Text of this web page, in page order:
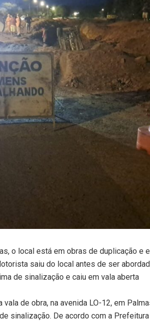
o local está em obras de duplicação e
saiu do local antes de ser
de sinalização e caiu em vala aberta
de obra, na avenida LO-12, em
sinalização. De acordo com a